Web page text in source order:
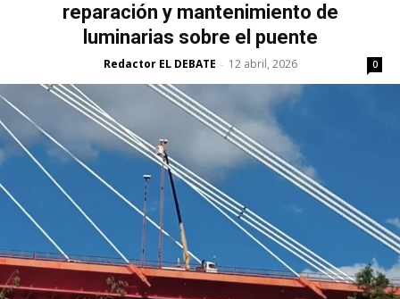
reparación y mantenimiento de
luminarias sobre el puente
Redactor EL DEBATE - 12 abril, 2026 0